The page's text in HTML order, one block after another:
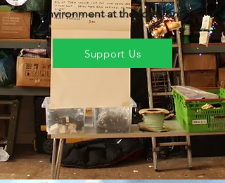
environment at the forefront.
Support Us